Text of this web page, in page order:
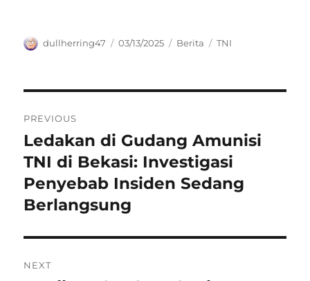
Author
dullherring47
Posted
03/13/2025 Categories
Berita Tags
TNI
pos
PREVIOUS
Previous
post:
Ledakan di Gudang Amunisi
TNI di Bekasi: Investigasi
Penyebab Insiden Sedang
Berlangsung
NEXT